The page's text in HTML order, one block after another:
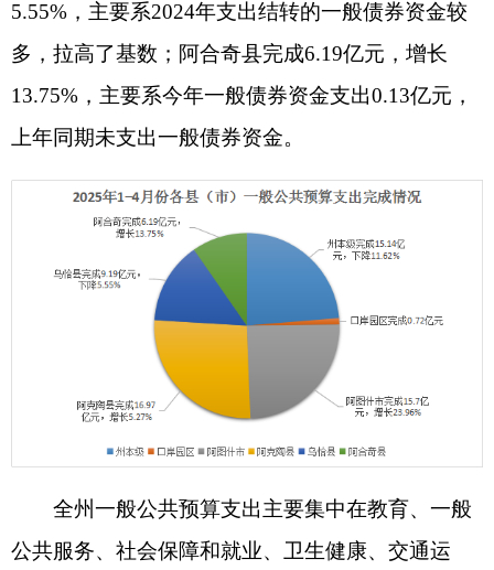
（一）政府性基金预算收入完成情况
1-4月，全州政府性基金预算收入完成2.07亿
元，同比增收0.98亿元，增长89.3%。从科目看，国
有土地使用权出让收入完成2亿元，增长109.75%，
府性基金预算收入高速增长；专项债务对应项目收
入完成535万元，同比增收192万元，增长55.98%。
分县（市）看，阿图什市、阿合奇县、乌恰县增幅
较高，分别增长1875.5%、645.6%、194.7%，主要
系国有土地使用权出让收入大幅增长，分别完成
0.85亿元、0.41亿元和0.16亿元，增长8476%、
646%、217%。
（二）政府性基金预算支出情况
1-4月，全州政府性基金预算支出完成3.34亿
元，同比增支1.07亿元，增长47.02%。从科目看，